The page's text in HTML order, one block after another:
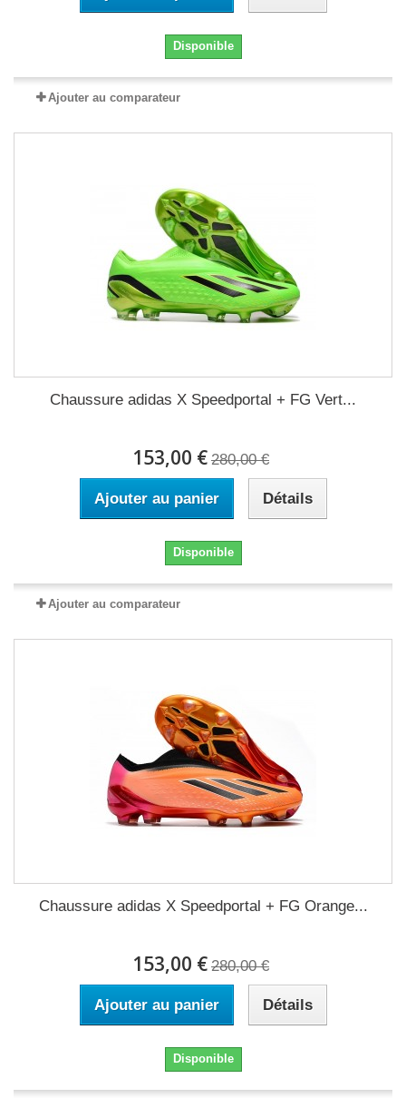
Disponible
Ajouter au comparateur
Chaussure adidas X Speedportal + FG Vert...
153,00 € 280,00 €
Ajouter au panier Détails
Disponible
Ajouter au comparateur
Chaussure adidas X Speedportal + FG Orange...
153,00 € 280,00 €
Ajouter au panier Détails
Disponible